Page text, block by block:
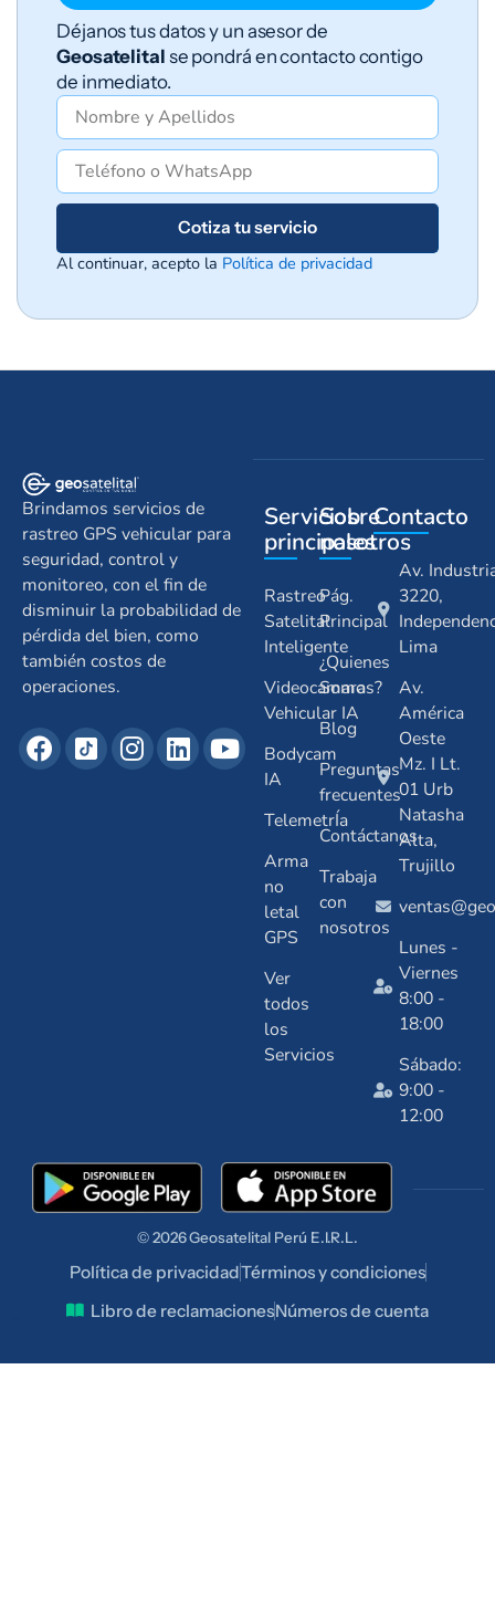
Déjanos tus datos y un asesor de
Geosatelital se pondrá en contacto contigo
de inmediato.
Cotiza tu servicio
Al continuar, acepto la Política de privacidad
Brindamos servicios de
rastreo GPS vehicular para
seguridad, control y
monitoreo, con el fin de
disminuir la probabilidad de
pérdida del bien, como
también costos de
operaciones.
Servicios
principales
Rastreo
Satelital
Inteligente
Videocamara
Vehicular IA
Bodycam
IA
TelemetrÍa
Arma
no
letal
GPS
Ver
todos
los
Servicios
Sobre
nosotros
Pág.
Principal
¿Quienes
Somos?
Blog
Preguntas
frecuentes
Contáctanos
Trabaja
con
nosotros
Contacto
Av.
3220,
Lima
Av.
América
Oeste
Mz. I Lt.
01 Urb
Natasha
Alta,
Trujillo
Lunes -
Viernes
8:00 -
18:00
Sábado:
9:00 -
12:00
© 2026Geosatelital Perú E.I.R.L.
Política de privacidadTérminos y condiciones
Libro de reclamacionesNúmeros de cuenta